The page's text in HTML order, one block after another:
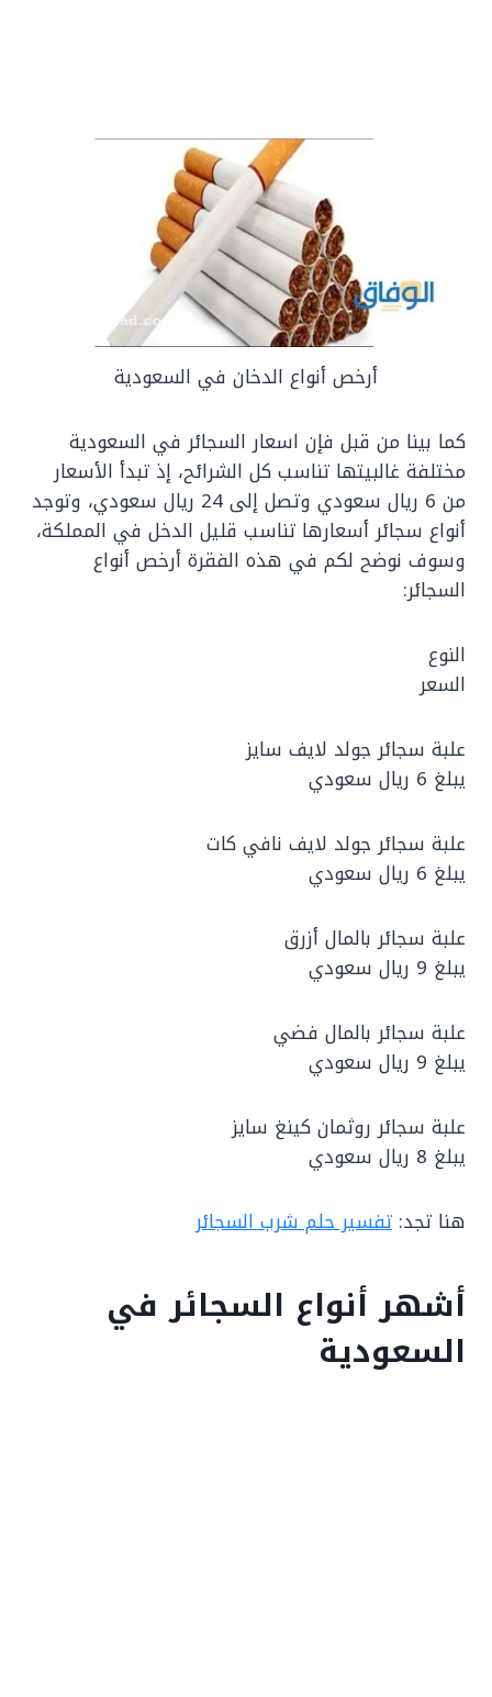
أرخص أنواع الدخان في السعودية
كما بينا من قبل فإن اسعار السجائر في السعودية
مختلفة غالبيتها تناسب كل الشرائح، إذ تبدأ الأسعار
من 6 ريال سعودي وتصل إلى 24 ريال سعودي، وتوجد
أنواع سجائر أسعارها تناسب قليل الدخل في المملكة،
وسوف نوضح لكم في هذه الفقرة أرخص أنواع
السجائر:
النوع
السعر
علبة سجائر جولد لايف سايز
يبلغ 6 ريال سعودي
علبة سجائر جولد لايف نافي كات
يبلغ 6 ريال سعودي
علبة سجائر بالمال أزرق
يبلغ 9 ريال سعودي
علبة سجائر بالمال فضي
يبلغ 9 ريال سعودي
علبة سجائر روثمان كينغ سايز
يبلغ 8 ريال سعودي
هنا تجد: تفسير حلم شرب السجائر
أشهر أنواع السجائر في
السعودية